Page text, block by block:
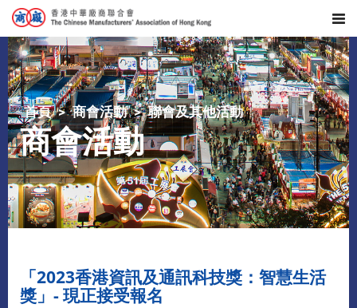
首頁 商會活動 聯會及其他活動
商會活動
「2023香港資訊及通訊科技獎：智慧生活
獎」- 現正接受報名